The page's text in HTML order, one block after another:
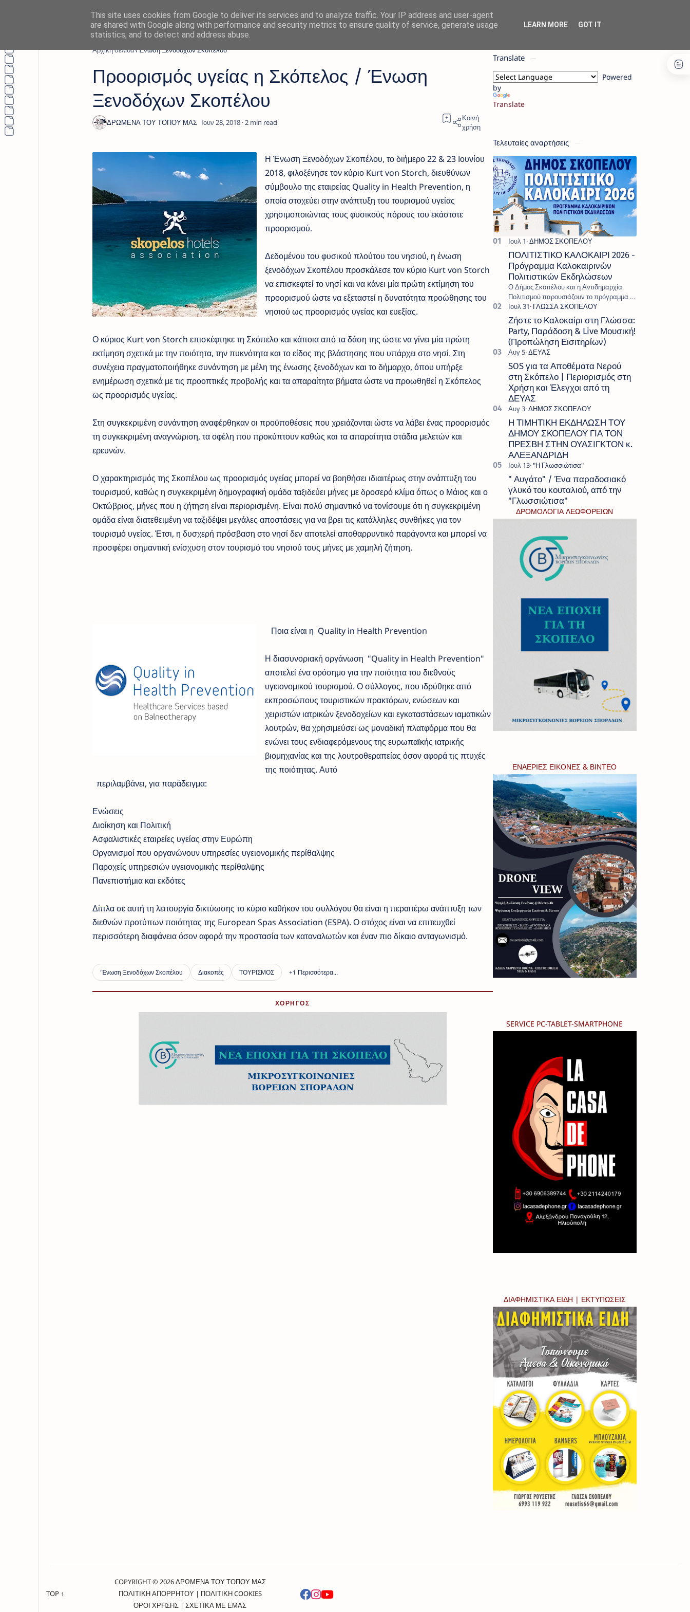
Αρχική σελίδα 'Ένωση Ξενοδόχων Σκοπέλου
Προορισμός υγείας η Σκόπελος / Ένωση
Ξενοδόχων Σκοπέλου
2
Η Ένωση Ξενοδόχων Σκοπέλου, το διήμερο 22 & 23 Ιουνίου
2018, φιλοξένησε τον κύριο Kurt von Storch, διευθύνων
σύμβουλο της εταιρείας Quality in Health Prevention, η
οποία στοχεύει στην ανάπτυξη του τουρισμού υγείας
χρησιμοποιώντας τους φυσικούς πόρους του εκάστοτε
προορισμού.
Δεδομένου του φυσικού πλούτου του νησιού, η ένωση
ξενοδόχων Σκοπέλου προσκάλεσε τον κύριο Kurt von Storch
να επισκεφτεί το νησί και να κάνει μία πρώτη εκτίμηση του
προορισμού ώστε να εξεταστεί η δυνατότητα προώθησης του
νησιού ως προορισμός υγείας και ευεξίας.
Ο κύριος Kurt von Storch επισκέφτηκε τη Σκόπελο και κάποια από τα δάση της ώστε να γίνει μία πρώτη
εκτίμηση σχετικά με την ποιότητα, την πυκνότητα και το είδος της βλάστησης που υπάρχει στο νησί. Στη
συνέχεια πραγματοποιήθηκε συνάντηση με μέλη της ένωσης ξενοδόχων και το δήμαρχο, όπου υπήρξε
ενημέρωση σχετικά με τις προοπτικές προβολής και τα απαραίτητα βήματα ώστε να προωθηθεί η Σκόπελος
ως προορισμός υγείας.
Στη συγκεκριμένη συνάντηση αναφέρθηκαν οι προϋποθέσεις που χρειάζονται ώστε να λάβει ένας προορισμός
τη συγκεκριμένη αναγνώριση, τα οφέλη που προκύπτουν καθώς και τα απαραίτητα στάδια μελετών και
ερευνών.
Ο χαρακτηρισμός της Σκοπέλου ως προορισμός υγείας μπορεί να βοηθήσει ιδιαιτέρως στην ανάπτυξη του
τουρισμού, καθώς η συγκεκριμένη δημογραφική ομάδα ταξιδεύει μήνες με δροσερό κλίμα όπως ο Μάιος και ο
Οκτώβριος, μήνες που η ζήτηση είναι περιορισμένη. Είναι πολύ σημαντικό να τονίσουμε ότι η συγκεκριμένη
ομάδα είναι διατεθειμένη να ταξιδέψει μεγάλες αποστάσεις για να βρει τις κατάλληλες συνθήκες για τον
τουρισμό υγείας. Έτσι, η δυσχερή πρόσβαση στο νησί δεν αποτελεί αποθαρρυντικό παράγοντα και μπορεί να
προσφέρει σημαντική ενίσχυση στον τουρισμό του νησιού τους μήνες με χαμηλή ζήτηση.
Ποια είναι η Quality in Health Prevention
Η διασυνοριακή οργάνωση "Quality in Health Prevention"
αποτελεί ένα ορόσημο για την ποιότητα του διεθνούς
υγειονομικού τουρισμού. Ο σύλλογος, που ιδρύθηκε από
εκπροσώπους τουριστικών πρακτόρων, ενώσεων και
χειριστών ιατρικών ξενοδοχείων και εγκαταστάσεων ιαματικών
λουτρών, θα χρησιμεύσει ως μοναδική πλατφόρμα που θα
ενώνει τους ενδιαφερόμενους της ευρωπαϊκής ιατρικής
βιομηχανίας και της λουτροθεραπείας όσον αφορά τις πτυχές
της ποιότητας. Αυτό
περιλαμβάνει, για παράδειγμα:
Ενώσεις
Διοίκηση και Πολιτική
Ασφαλιστικές εταιρείες υγείας στην Ευρώπη
Οργανισμοί που οργανώνουν υπηρεσίες υγειονομικής περίθαλψης
Παροχείς υπηρεσιών υγειονομικής περίθαλψης
Πανεπιστήμια και εκδότες
Δίπλα σε αυτή τη λειτουργία δικτύωσης το κύριο καθήκον του συλλόγου θα είναι η περαιτέρω ανάπτυξη των
διεθνών προτύπων ποιότητας της European Spas Association (ESPA). Ο στόχος είναι να επιτευχθεί
περισσότερη διαφάνεια όσον αφορά την προστασία των καταναλωτών και έναν πιο δίκαιο ανταγωνισμό.
ΧΟΡΗΓΟΣ
Translate
Powered
by
Translate
Τελευταίες αναρτήσεις
ΠΟΛΙΤΙΣΤΙΚΟ ΚΑΛΟΚΑΙΡΙ 2026 -
Πρόγραμμα Καλοκαιρινών
Πολιτιστικών Εκδηλώσεων
Ο Δήμος Σκοπέλου και η Αντιδημαρχία
Πολιτισμού παρουσιάζουν το πρόγραμμα «
Πολιτιστικό Καλοκαίρι 2026 », ένα πλούσιο
και πολυσυλλεκτικό πρόγραμμα εκδ…
Ζήστε το Καλοκαίρι στη Γλώσσα:
Party, Παράδοση & Live Μουσική!
(Προπώληση Εισιτηρίων)
SOS για τα Αποθέματα Νερού
στη Σκόπελο | Περιορισμός στη
Χρήση και Έλεγχοι από τη
ΔΕΥΑΣ
Η ΤΙΜΗΤΙΚΗ ΕΚΔΗΛΩΣΗ ΤΟΥ
ΔΗΜΟΥ ΣΚΟΠΕΛΟΥ ΓΙΑ ΤΟΝ
ΠΡΕΣΒΗ ΣΤΗΝ ΟΥΑΣΙΓΚΤΟΝ κ.
ΑΛΕΞΑΝΔΡΙΔΗ
" Αυγάτο" / Ένα παραδοσιακό
γλυκό του κουταλιού, από την
"Γλωσσιώτισα"
ΔΡΟΜΟΛΟΓΙΑ ΛΕΩΦΟΡΕΙΩΝ
ΕΝΑΕΡΙΕΣ ΕΙΚΟΝΕΣ & ΒΙΝΤΕΟ
SERVICE PC-TABLET-SMARTPHONE
ΔΙΑΦΗΜΙΣΤΙΚΑ ΕΙΔΗ | ΕΚΤΥΠΩΣΕΙΣ
TOP ↑
COPYRIGHT © 2026 ΔΡΩΜΕΝΑ ΤΟΥ ΤΟΠΟΥ ΜΑΣ
ΠΟΛΙΤΙΚΗ ΑΠΟΡΡΗΤΟΥ| ΠΟΛΙΤΙΚΗ COOKIES
ΟΡΟΙ ΧΡΗΣΗΣ | ΣΧΕΤΙΚΑ ΜΕ ΕΜΑΣ
This site uses cookies from Google to deliver its services and to analyze traffic. Your IP address and user-agent
are shared with Google along with performance and security metrics to ensure quality of service, generate usage
statistics, and to detect and address abuse.
LEARN MORE GOT IT